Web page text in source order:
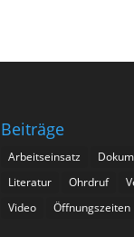
Beiträge
Arbeitseinsatz
Literatur
Ohrdruf
Video
Öffnungszeiten